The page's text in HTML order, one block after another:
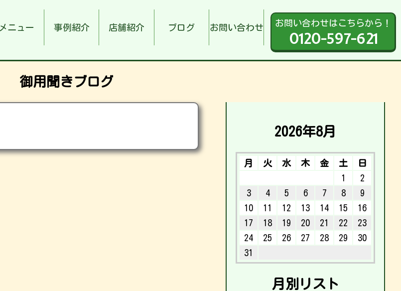
メニュー 事例紹介 店舗紹介 ブログ お問い合わせ お問い合わせはこちらから！
0120-597-621
御用聞きブログ
2026年8月
月 火 水 木 金 土
日
1
2
3
4 5 6 7 8
9
10
11 12 13 14 15
16
17
18 19 20 21 22
23
24
25 26 27 28 29
30
31
月別リスト